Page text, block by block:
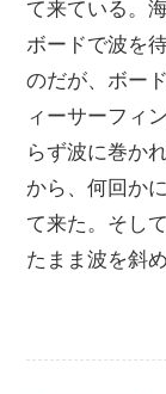
て来ている。
ボードで波を
のだが、ボー
ィーサーフィ
らず波に巻か
から、何回か
て来た。そし
たまま波を斜